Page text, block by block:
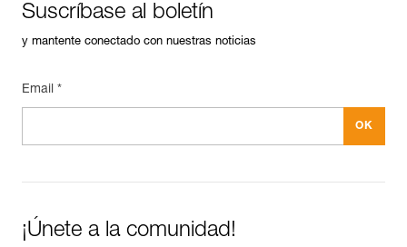
Suscríbase al boletín
y mantente conectado con nuestras noticias
Email *
¡Únete a la comunidad!